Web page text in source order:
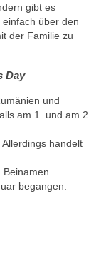
gibt es
über den
der Familie zu
Day
und
am 1. und am 2.
handelt
Beinamen
begangen.